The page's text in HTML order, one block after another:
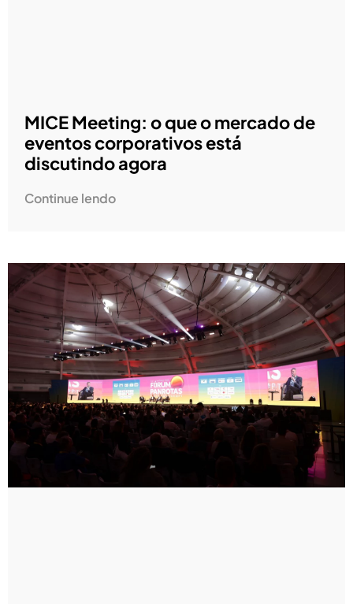
MICE Meeting: o que o mercado de
eventos corporativos está
discutindo agora
Continue lendo